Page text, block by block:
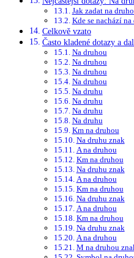
Jak zadat na
Kde se nachází na
Celkově vzato
Často kladené dotazy a
Na druhou
Na druhou
Na druhou
Na druhou
Na druhu
Na druhu
Na druhu
Na druhu
Km na druhou
Na druhu znak
A na druhou
Km na druhou
Na druhu znak
A na druhou
Km na druhou
Na druhu znak
A na druhou
Km na druhou
Na druhu znak
A na druhou
M na druhou